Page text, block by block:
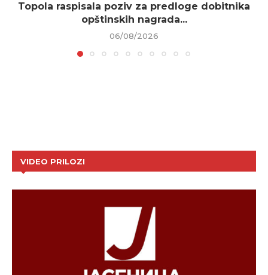
Topola raspisala poziv za predloge dobitnika
opštinskih nagrada...
06/08/2026
VIDEO PRILOZI